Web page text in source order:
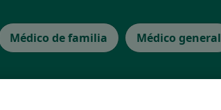
Médico de familia Médico general